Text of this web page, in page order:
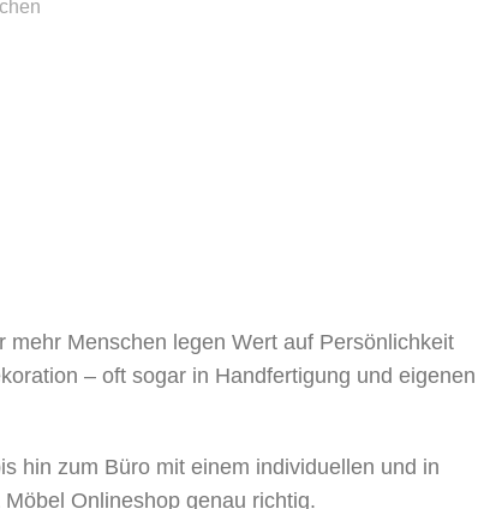
Menschen legen Wert auf Persönlichkeit
– oft sogar in Handfertigung und eigenen
hin zum Büro mit einem individuellen und in
Onlineshop genau richtig.